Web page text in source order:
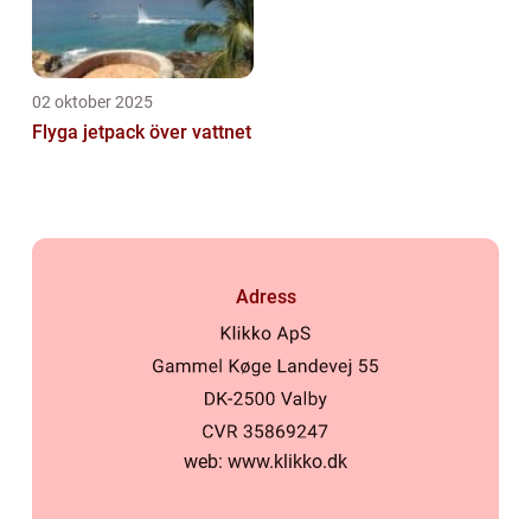
02 oktober 2025
Flyga jetpack över vattnet
Adress
web: www.klikko.dk